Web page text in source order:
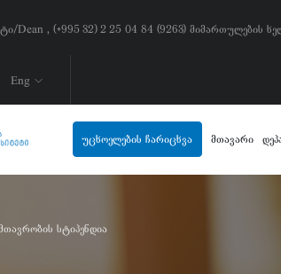
Dean , (+995 32) 2 25 04 84 (9263)
Eng
უცხოელების ჩარიცხვა მთავარი
სტიპენდია